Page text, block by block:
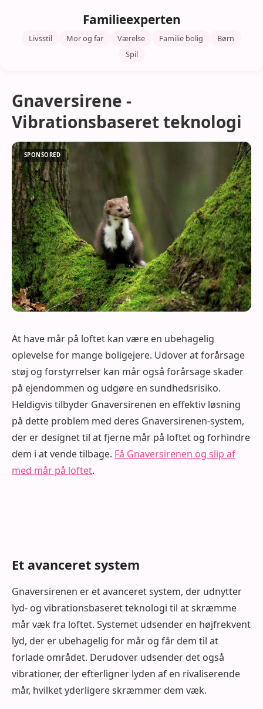
Familieexperten
Livsstil Mor og far Værelse Familie bolig
Børn
Spil
Gnaversirene -
Vibrationsbaseret teknologi
At have mår på loftet kan være en ubehagelig
oplevelse for mange boligejere. Udover at forårsage
støj og forstyrrelser kan mår også forårsage skader
på ejendommen og udgøre en sundhedsrisiko.
Heldigvis tilbyder Gnaversirenen en effektiv løsning
på dette problem med deres Gnaversirenen-system,
der er designet til at fjerne mår på loftet og forhindre
dem i at vende tilbage. Få Gnaversirenen og slip af
med mår på loftet.
Et avanceret system
Gnaversirenen er et avanceret system, der udnytter
lyd- og vibrationsbaseret teknologi til at skræmme
mår væk fra loftet. Systemet udsender en højfrekvent
lyd, der er ubehagelig for mår og får dem til at
forlade området. Derudover udsender det også
vibrationer, der efterligner lyden af en rivaliserende
mår, hvilket yderligere skræmmer dem væk.